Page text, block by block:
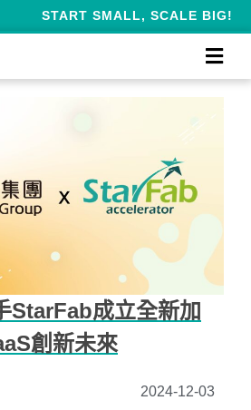
START SMALL, SCALE BIG!
StarFab成立全新加
創新未來
2024-12-03